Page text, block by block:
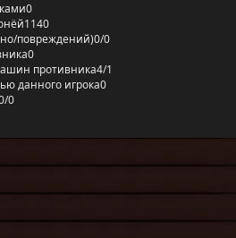
0
1140
повреждений)0/0
0
противника4/1
данного игрока0
0